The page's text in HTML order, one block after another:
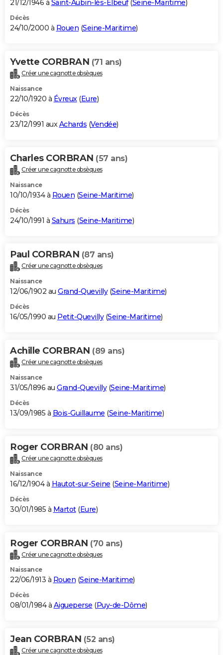
21/12/1946 à Saint-Aubin-lès-Elbeuf(Seine-Maritime)
Décès
24/10/2000 à Rouen (Seine-Maritime)
Yvette CORBRAN (71 ans)
Créer une cagnotte obsèques
Naissance
22/10/1920 à Évreux(Eure)
Décès
23/12/1991 auxAchards (Vendée)
Charles CORBRAN (57 ans)
Créer une cagnotte obsèques
Naissance
10/10/1934 à Rouen (Seine-Maritime)
Décès
24/10/1991 à Sahurs (Seine-Maritime)
Paul CORBRAN (87 ans)
Créer une cagnotte obsèques
Naissance
12/06/1902 au Grand-Quevilly(Seine-Maritime)
Décès
16/05/1990 au Petit-Quevilly(Seine-Maritime)
Achille CORBRAN (89 ans)
Créer une cagnotte obsèques
Naissance
31/05/1896 au Grand-Quevilly(Seine-Maritime)
Décès
13/09/1985 à Bois-Guillaume (Seine-Maritime)
Roger CORBRAN (80 ans)
Créer une cagnotte obsèques
Naissance
16/12/1904 à Hautot-sur-Seine (Seine-Maritime)
Décès
30/01/1985 à Martot(Eure)
Roger CORBRAN (70 ans)
Créer une cagnotte obsèques
Naissance
22/06/1913 à Rouen (Seine-Maritime)
Décès
08/01/1984 à Aigueperse (Puy-de-Dôme)
Jean CORBRAN (52 ans)
Créer une cagnotte obsèques